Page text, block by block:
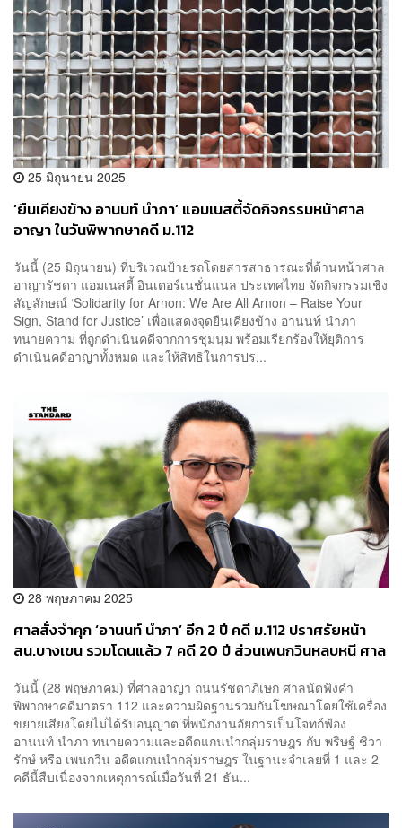
25 มิถุนายน 2025
‘ยืนเคียงข้าง อานนท์ นำภา’ แอมเนสตี้จัดกิจกรรมหน้าศาล
อาญา ในวันพิพากษาคดี ม.112
วันนี้ (25 มิถุนายน) ที่บริเวณป้ายรถโดยสารสาธารณะที่ด้านหน้าศาล
อาญารัชดา แอมเนสตี้ อินเตอร์เนชั่นแนล ประเทศไทย จัดกิจกรรมเชิง
สัญลักษณ์ ‘Solidarity for Arnon: We Are All Arnon – Raise Your
Sign, Stand for Justice’ เพื่อแสดงจุดยืนเคียงข้าง อานนท์ นำภา
ทนายความ ที่ถูกดำเนินคดีจากการชุมนุม พร้อมเรียกร้องให้ยุติการ
ดำเนินคดีอาญาทั้งหมด และให้สิทธิในการปร...
28 พฤษภาคม 2025
ศาลสั่งจำคุก ‘อานนท์ นำภา’ อีก 2 ปี คดี ม.112 ปราศรัยหน้า
สน.บางเขน รวมโดนแล้ว 7 คดี 20 ปี ส่วนเพนกวินหลบหนี ศาล
วันนี้ (28 พฤษภาคม) ที่ศาลอาญา ถนนรัชดาภิเษก ศาลนัดฟังคำ
พิพากษาคดีมาตรา 112 และความผิดฐานร่วมกันโฆษณาโดยใช้เครื่อง
ขยายเสียงโดยไม่ได้รับอนุญาต ที่พนักงานอัยการเป็นโจทก์ฟ้อง
อานนท์ นำภา ทนายความและอดีตแกนนำกลุ่มราษฎร กับ พริษฐ์ ชิวา
รักษ์ หรือ เพนกวิน อดีตแกนนำกลุ่มราษฎร ในฐานะจำเลยที่ 1 และ 2
คดีนี้สืบเนื่องจากเหตุการณ์เมื่อวันที่ 21 ธัน...